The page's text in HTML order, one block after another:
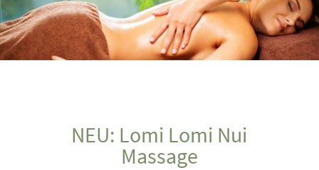
NEU: Lomi Lomi Nui
Massage